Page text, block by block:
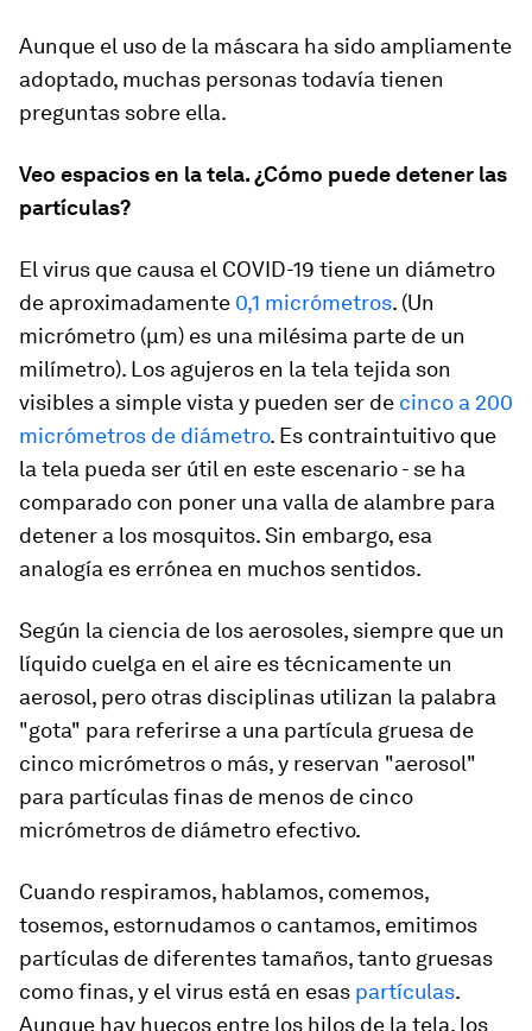
Aunque el uso de la máscara ha sido ampliamente
adoptado, muchas personas todavía tienen
preguntas sobre ella.
Veo espacios en la tela. ¿Cómo puede detener las
partículas?
El virus que causa el COVID-19 tiene un diámetro
de aproximadamente 0,1 micrómetros. (Un
micrómetro (µm) es una milésima parte de un
milímetro). Los agujeros en la tela tejida son
visibles a simple vista y pueden ser de cinco a 200
micrómetros de diámetro. Es contraintuitivo que
la tela pueda ser útil en este escenario - se ha
comparado con poner una valla de alambre para
detener a los mosquitos. Sin embargo, esa
analogía es errónea en muchos sentidos.
Según la ciencia de los aerosoles, siempre que un
líquido cuelga en el aire es técnicamente un
aerosol, pero otras disciplinas utilizan la palabra
"gota" para referirse a una partícula gruesa de
cinco micrómetros o más, y reservan "aerosol"
para partículas finas de menos de cinco
micrómetros de diámetro efectivo.
Cuando respiramos, hablamos, comemos,
tosemos, estornudamos o cantamos, emitimos
partículas de diferentes tamaños, tanto gruesas
como finas, y el virus está en esas partículas.
Aunque hay huecos entre los hilos de la tela, los